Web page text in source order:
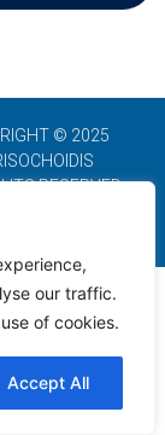
our traffic.
of cookies.
Accept All
© 2025
RESERVED